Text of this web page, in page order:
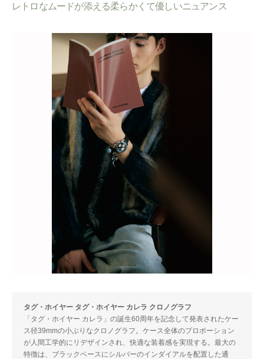
レトロなムードが添える柔らかくて優しいニュアンス
タグ・ホイヤー タグ・ホイヤー カレラ クロノグラフ
「タグ・ホイヤー カレラ」の誕生60周年を記念して発表されたケー
ス径39mmの小ぶりなクロノグラフ。ケース全体のプロポーション
が人間工学的にリデザインされ、快適な装着感を実現する。最大の
特徴は、ブラックベースにシルバーのインダイアルを配置した通